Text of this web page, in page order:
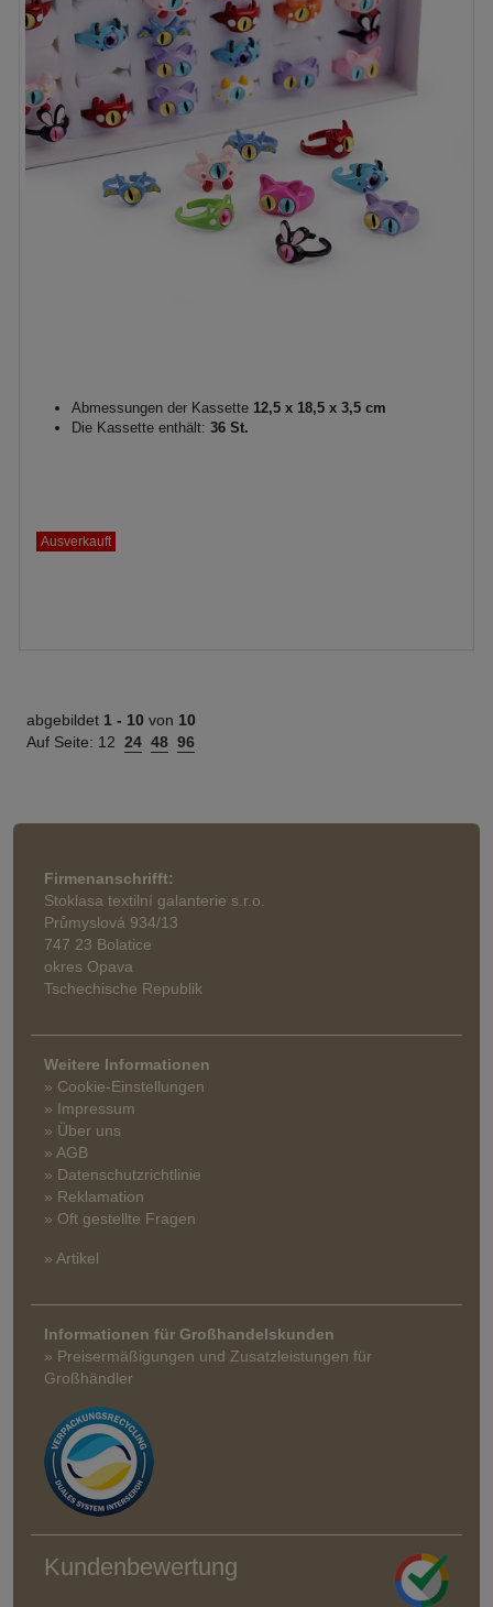
Abmessungen der Kassette 12,5 x 18,5 x 3,5 cm
Die Kassette enthält: 36 St.
Ausverkauft
abgebildet 1 - 10 von 10
Auf Seite: 12 24 48 96
Firmenanschrifft:
Stoklasa textilní galanterie s.r.o.
Průmyslová 934/13
747 23 Bolatice
okres Opava
Tschechische Republik
Weitere Informationen
» Cookie-Einstellungen
» Impressum
» Über uns
» AGB
» Datenschutzrichtlinie
» Reklamation
» Oft gestellte Fragen
» Artikel
Informationen für Großhandelskunden
» Preisermäßigungen und Zusatzleistungen für
Großhändler
Kundenbewertung